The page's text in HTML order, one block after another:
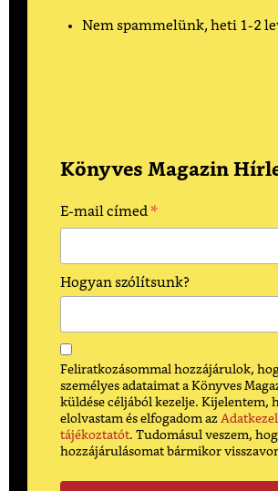
Nem spammelünk, heti 1-2
Könyves Magazin
E-mail címed *
Hogyan szólítsunk?
Feliratkozásommal hozzájárulok,
személyes adataimat a Könyves
küldése céljából kezelje. Kijelentem,
elolvastam és elfogadom az
tájékoztatót. Tudomásul veszem,
hozzájárulásomat bármikor